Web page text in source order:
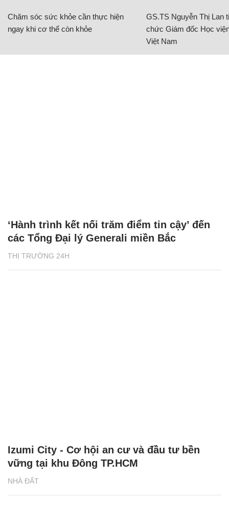
Chăm sóc sức khỏe cần thực hiện
ngay khi cơ thể còn khỏe
GS.TS Nguyễn Thị Lan
chức Giám đốc Học
Việt Nam
THỊ TRƯỜNG 24H
‘Hành trình kết nối trăm điểm tin cậy’ đến
các Tổng Đại lý Generali miền Bắc
NHÀ ĐẤT
Izumi City - Cơ hội an cư và đầu tư bền
vững tại khu Đông TP.HCM